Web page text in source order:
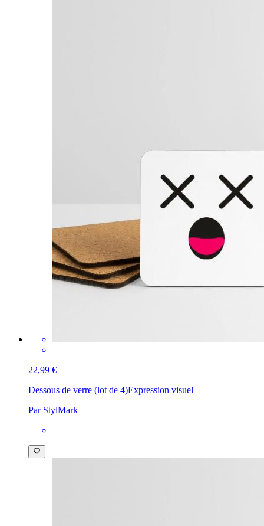
22,99 €
Dessous de verre (lot de 4)Expression visuel
Par StylMark